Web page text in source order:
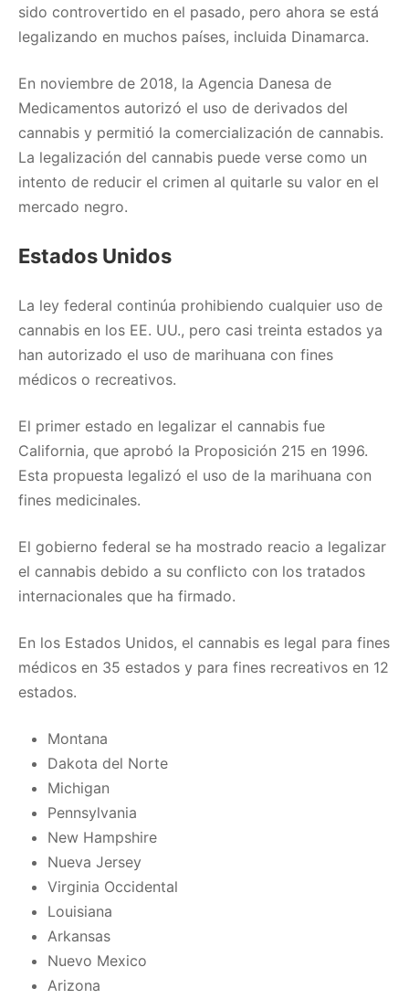
sido controvertido en el pasado, pero ahora se está
legalizando en muchos países, incluida Dinamarca.
En noviembre de 2018, la Agencia Danesa de
Medicamentos autorizó el uso de derivados del
cannabis y permitió la comercialización de cannabis.
La legalización del cannabis puede verse como un
intento de reducir el crimen al quitarle su valor en el
mercado negro.
Estados Unidos
La ley federal continúa prohibiendo cualquier uso de
cannabis en los EE. UU., pero casi treinta estados ya
han autorizado el uso de marihuana con fines
médicos o recreativos.
El primer estado en legalizar el cannabis fue
California, que aprobó la Proposición 215 en 1996.
Esta propuesta legalizó el uso de la marihuana con
fines medicinales.
El gobierno federal se ha mostrado reacio a legalizar
el cannabis debido a su conflicto con los tratados
internacionales que ha firmado.
En los Estados Unidos, el cannabis es legal para fines
médicos en 35 estados y para fines recreativos en 12
estados.
Montana
Dakota del Norte
Michigan
Pennsylvania
New Hampshire
Nueva Jersey
Virginia Occidental
Louisiana
Arkansas
Nuevo Mexico
Arizona